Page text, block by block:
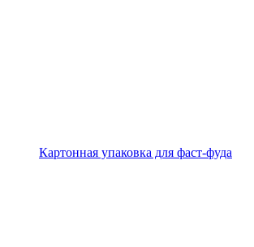
Картонная упаковка для фаст-фуда